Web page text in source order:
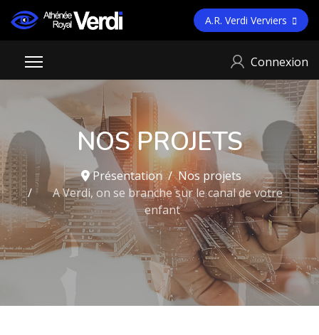
A.R. Verdi Verviers
Connexion
NOS PROJETS
Présentation
Nos projets
A Verdi, on se branche sur le canal de votre
enfant